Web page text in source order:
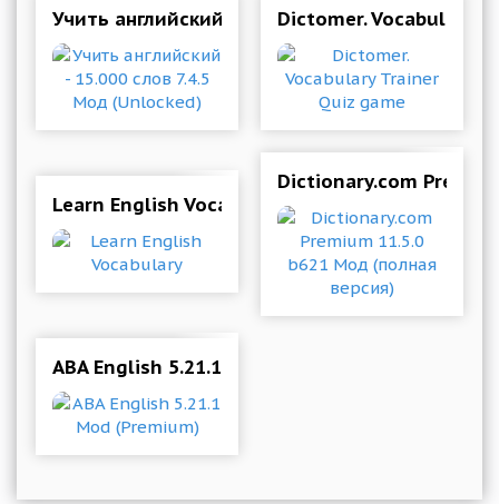
Учить английский - 15.000 слов 7.4.5 Мод
Dictomer. Vocabulary
Learn English Vocabulary
Dictionary.com
ABA English 5.21.1 Mod (Premium)